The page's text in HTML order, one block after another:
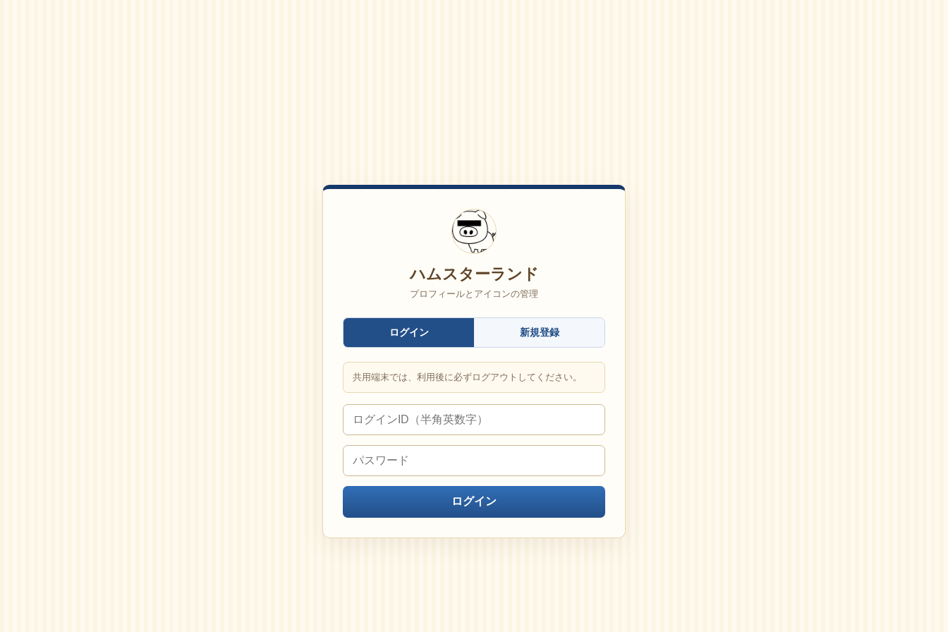
ハムスターランド
プロフィールとアイコンの管理
ログイン 新規登録
共用端末では、利用後に必ずログアウトしてください。
ログイン